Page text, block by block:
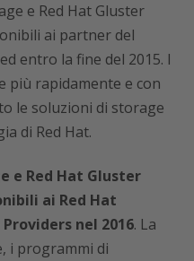
e Red Hat Gluster
ai partner del
entro la fine del 2015. I
rapidamente e con
le soluzioni di storage
di Red Hat.
e Red Hat Gluster
ai Red Hat
nel 2016. La
i programmi di